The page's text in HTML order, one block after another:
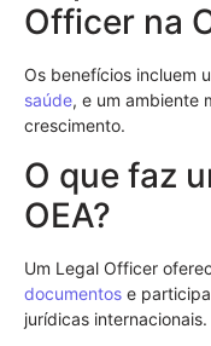
Officer na
Os benefícios incluem
saúde, e um ambiente
crescimento.
O que faz
OEA?
Um Legal Officer
documentos e
jurídicas internacionais.